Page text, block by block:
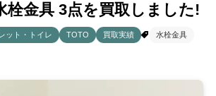
栓金具 3点を買取しました!
ット・トイレ TOTO 買取実績 水栓金具